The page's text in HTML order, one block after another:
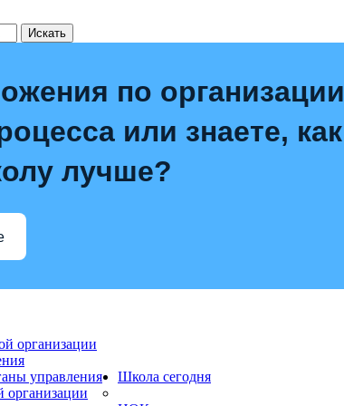
Искать
по организации
или знаете, как
лучше?
организации
управления
организации
Школа сегодня